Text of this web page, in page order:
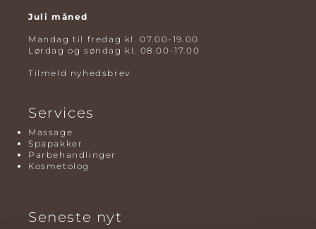
Juli måned
Mandag til fredag kl. 07.00-19.00
Lørdag og søndag kl. 08.00-17.00
Tilmeld nyhedsbrev
Services
Massage
Spapakker
Parbehandlinger
Kosmetolog
Seneste nyt